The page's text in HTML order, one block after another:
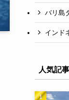
バリ島
インド
人気記事